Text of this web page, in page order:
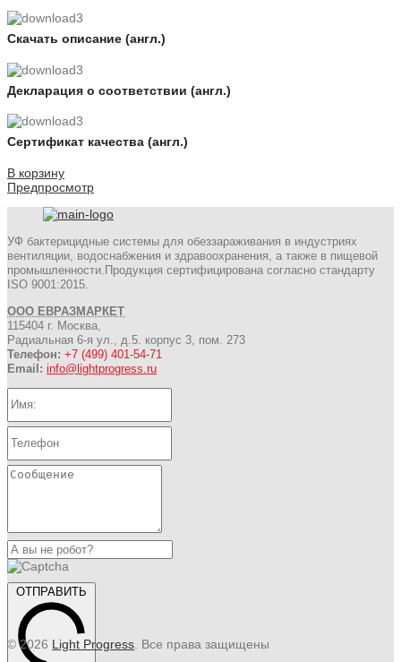
Скачать описание (англ.)
Декларация о соответствии (англ.)
Сертификат качества (англ.)
В корзину
Предпросмотр
УФ бактерицидные системы для обеззараживания в индустриях
вентиляции, водоснабжения и здравоохранения, а также в пищевой
промышленности.Продукция сертифицирована согласно стандарту
ISO 9001:2015.
ООО ЕВРАЗМАРКЕТ
115404 г. Москва,
Радиальная 6-я ул., д.5. корпус 3, пом. 273
Телефон: +7 (499) 401-54-71
Email: info@lightprogress.ru
ОТПРАВИТЬ
© 2026 Light Progress . Все права защищены